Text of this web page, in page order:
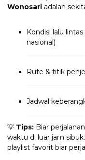
Wonosari adalah
Kondisi lalu
nasional)
Rute & titik
Jadwal
💡 Tips: Biar
waktu di luar jam
playlist favorit biar